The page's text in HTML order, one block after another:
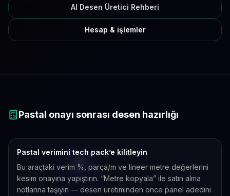
AI Desen Üretici Rehberi
Hesap & işlemler
Pastal onayı sonrası desen hazırlığı
Pastal verimini tech pack’e kilitleyin
Bu araçtaki verim %, parça/m ve lineer metre değerlerini
kesim onayına yapıştırın. “Metre kopyala” ile satın alma
notlarına taşıyın — desen üretiminden önce panel adedini